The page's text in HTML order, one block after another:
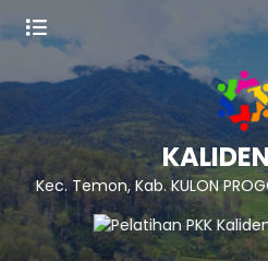
Kec. Temon, Kab. KULON